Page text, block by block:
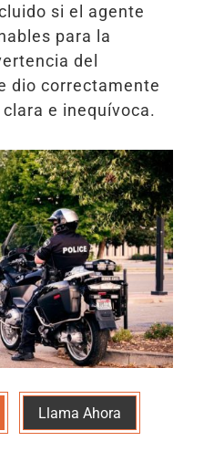
si el agente
para la
del
dio correctamente
e inequívoca.
Llama Ahora